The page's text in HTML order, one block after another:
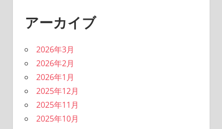
アーカイブ
2026年3月
2026年2月
2026年1月
2025年12月
2025年11月
2025年10月